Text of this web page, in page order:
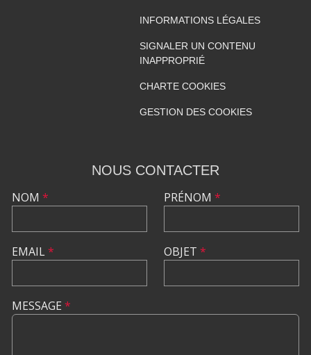
INFORMATIONS LÉGALES
SIGNALER UN CONTENU
INAPPROPRIÉ
CHARTE COOKIES
GESTION DES COOKIES
NOUS CONTACTER
NOM *
EMAIL*
PRÉNOM *
OBJET *
MESSAGE *